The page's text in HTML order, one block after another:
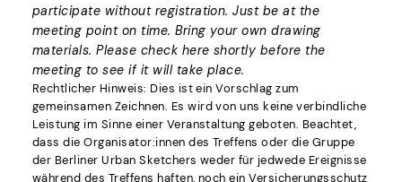
participate without registration. Just be at the
meeting point on time. Bring your own drawing
materials. Please check here shortly before the
meeting to see if it will take place.
Rechtlicher Hinweis: Dies ist ein Vorschlag zum
gemeinsamen Zeichnen. Es wird von uns keine verbindliche
Leistung im Sinne einer Veranstaltung geboten. Beachtet,
dass die Organisator:innen des Treffens oder die Gruppe
der Berliner Urban Sketchers weder für jedwede Ereignisse
während des Treffens haften, noch ein Versicherungsschutz